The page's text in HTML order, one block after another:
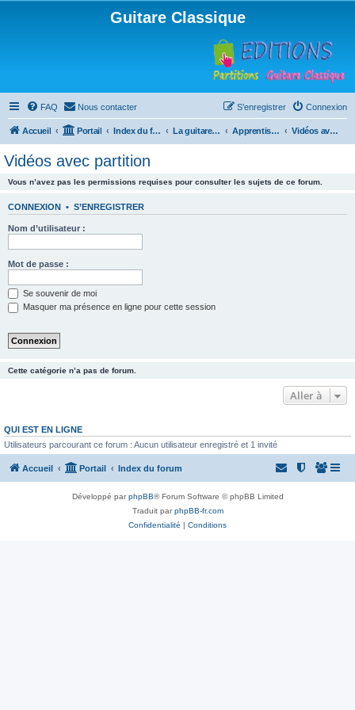
Guitare Classique
FAQ Nous contacter Connexion
S’enregistrer
Accueil Portail Index du forum La guitare : instrument, cours et théorie Apprentissage et enseignement de la guitare Vidéos avec partition
Vidéos avec partition
Vous n’avez pas les permissions requises pour consulter les sujets de ce forum.
CONNEXION • S’ENREGISTRER
Nom d’utilisateur :
Mot de passe :
Se souvenir de moi
Masquer ma présence en ligne pour cette session
Cette catégorie n’a pas de forum.
Aller à
QUI EST EN LIGNE
Utilisateurs parcourant ce forum : Aucun utilisateur enregistré et 1 invité
Accueil Portail Index du forum
Développé parphpBB® Forum Software © phpBB Limited
Traduit parphpBB-fr.com
Confidentialité | Conditions